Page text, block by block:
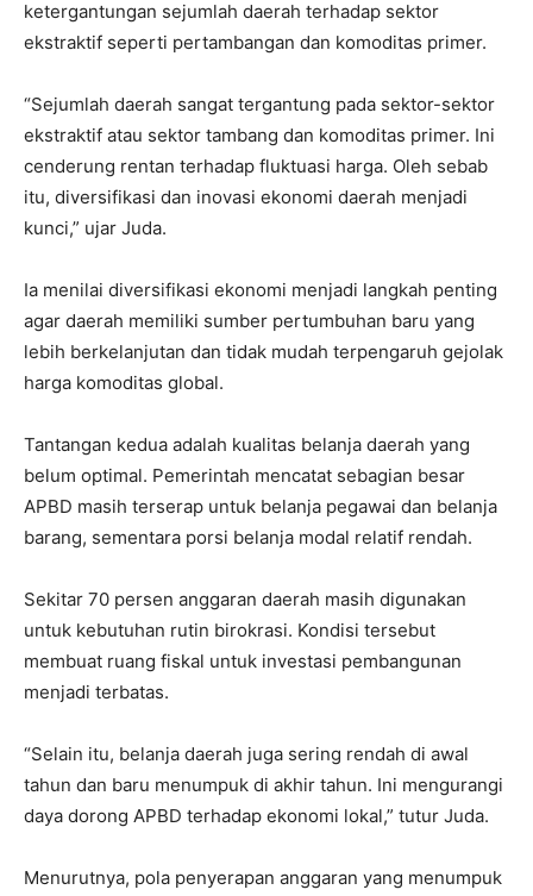
ketergantungan sejumlah daerah terhadap sektor
ekstraktif seperti pertambangan dan komoditas primer.
“Sejumlah daerah sangat tergantung pada sektor-sektor
ekstraktif atau sektor tambang dan komoditas primer. Ini
cenderung rentan terhadap fluktuasi harga. Oleh sebab
itu, diversifikasi dan inovasi ekonomi daerah menjadi
kunci,” ujar Juda.
Ia menilai diversifikasi ekonomi menjadi langkah penting
agar daerah memiliki sumber pertumbuhan baru yang
lebih berkelanjutan dan tidak mudah terpengaruh gejolak
harga komoditas global.
Tantangan kedua adalah kualitas belanja daerah yang
belum optimal. Pemerintah mencatat sebagian besar
APBD masih terserap untuk belanja pegawai dan belanja
barang, sementara porsi belanja modal relatif rendah.
Sekitar 70 persen anggaran daerah masih digunakan
untuk kebutuhan rutin birokrasi. Kondisi tersebut
membuat ruang fiskal untuk investasi pembangunan
menjadi terbatas.
“Selain itu, belanja daerah juga sering rendah di awal
tahun dan baru menumpuk di akhir tahun. Ini mengurangi
daya dorong APBD terhadap ekonomi lokal,” tutur Juda.
Menurutnya, pola penyerapan anggaran yang menumpuk